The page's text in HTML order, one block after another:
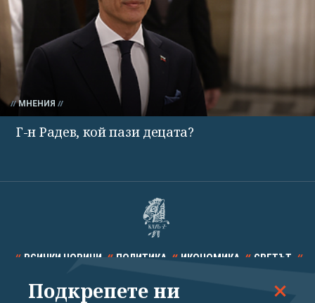
МНЕНИЯ
Г-н Радев, кой пази децата?
ВСИЧКИ НОВИНИ ПОЛИТИКА ИКОНОМИКА СВЕТЪТ
СПОРТ КУЛТУРА ТЕХНОЛОГИИ КАЛЕЙДОСКОП
Подкрепете ни